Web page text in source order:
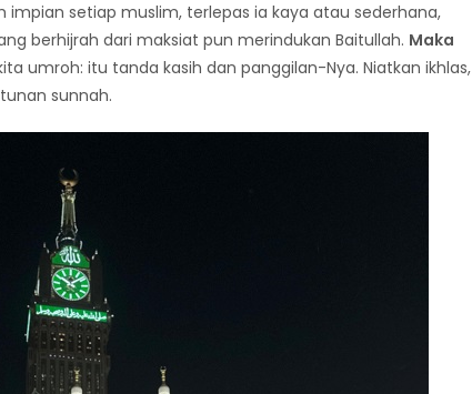
impian setiap muslim, terlepas ia kaya atau sederhana,
berhijrah dari maksiat pun merindukan Baitullah. Maka
umroh: itu tanda kasih dan panggilan-Nya. Niatkan ikhlas,
sunnah.